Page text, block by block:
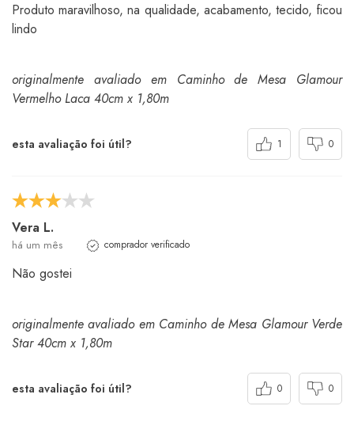
Produto maravilhoso, na qualidade, acabamento, tecido, ficou
lindo
originalmente avaliado em Caminho de Mesa Glamour
Vermelho Laca 40cm x 1,80m
esta avaliação foi útil? 1 0
Vera L.
há um mês comprador verificado
Não gostei
originalmente avaliado em Caminho de Mesa Glamour Verde
Star 40cm x 1,80m
esta avaliação foi útil? 0 0